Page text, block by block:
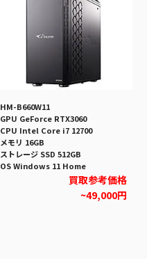
HM-B660W11
GPU GeForce RTX3060
CPU Intel Core i7 12700
メモリ 16GB
ストレージ SSD 512GB
OS Windows 11 Home
買取参考価格
~49,000円